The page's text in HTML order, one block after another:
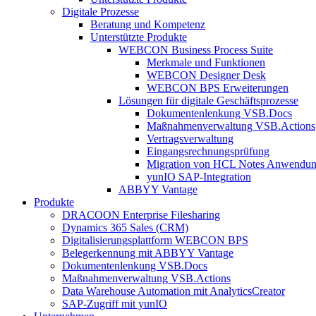
Digitale Prozesse
Beratung und Kompetenz
Unterstützte Produkte
WEBCON Business Process Suite
Merkmale und Funktionen
WEBCON Designer Desk
WEBCON BPS Erweiterungen
Lösungen für digitale Geschäftsprozesse
Dokumentenlenkung VSB.Docs
Maßnahmenverwaltung VSB.Actions
Vertragsverwaltung
Eingangsrechnungs­prüfung
Migration von HCL Notes
yunIO SAP-Integration
ABBYY Vantage
Produkte
DRACOON Enterprise Filesharing
Dynamics 365 Sales (CRM)
Digitalisierungsplattform WEBCON BPS
Belegerkennung mit ABBYY Vantage
Dokumentenlenkung VSB.Docs
Maßnahmenverwaltung VSB.Actions
Data Warehouse Automation mit AnalyticsCreator
SAP-Zugriff mit yunIO